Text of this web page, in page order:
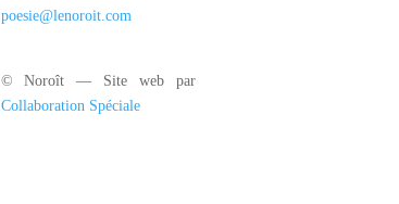
poesie@lenoroit.com
© Noroît — Site web par
Collaboration Spéciale